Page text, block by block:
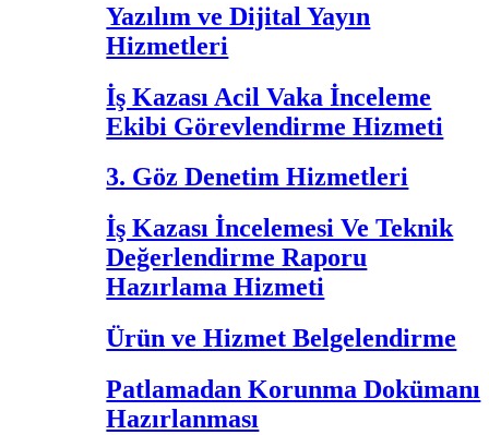
Yazılım ve Dijital Yayın
Hizmetleri
İş Kazası Acil Vaka İnceleme
Ekibi Görevlendirme Hizmeti
3. Göz Denetim Hizmetleri
İş Kazası İncelemesi Ve Teknik
Değerlendirme Raporu
Hazırlama Hizmeti
Ürün ve Hizmet Belgelendirme
Patlamadan Korunma Dokümanı
Hazırlanması